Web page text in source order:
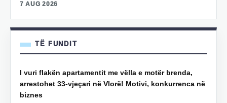
7 AUG 2026
TË FUNDIT
I vuri flakën apartamentit me vëlla e motër brenda,
arrestohet 33-vjeçari në Vlorë! Motivi, konkurrenca në
biznes